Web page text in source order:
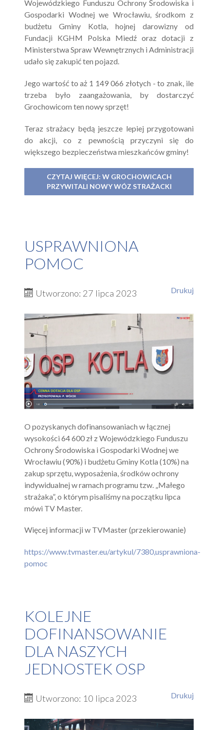
Wojewódzkiego Funduszu Ochrony Środowiska i
Gospodarki Wodnej we Wrocławiu, środkom z
budżetu Gminy Kotla, hojnej darowizny od
Fundacji KGHM Polska Miedź oraz dotacji z
Ministerstwa Spraw Wewnętrznych i Administracji
udało się zakupić ten pojazd.
Jego wartość to aż 1 149 066 złotych - to znak, ile
trzeba było zaangażowania, by dostarczyć
Grochowicom ten nowy sprzęt!
Teraz strażacy będą jeszcze lepiej przygotowani
do akcji, co z pewnością przyczyni się do
większego bezpieczeństwa mieszkańców gminy!
CZYTAJ WIĘCEJ: W GROCHOWICACH
PRZYWITALI NOWY WÓZ STRAŻACKI
USPRAWNIONA
POMOC
Drukuj
Utworzono: 27 lipca 2023
O pozyskanych dofinansowaniach w łącznej
wysokości 64 600 zł z Wojewódzkiego Funduszu
Ochrony Środowiska i Gospodarki Wodnej we
Wrocławiu (90%) i budżetu Gminy Kotla (10%) na
zakup sprzętu, wyposażenia, środków ochrony
indywidualnej w ramach programu tzw. „Małego
strażaka”, o którym pisaliśmy na początku lipca
mówi TV Master.
Więcej informacji w TVMaster (przekierowanie)
https://www.tvmaster.eu/artykul/7380,usprawniona-
pomoc
KOLEJNE
DOFINANSOWANIE
DLA NASZYCH
JEDNOSTEK OSP
Drukuj
Utworzono: 10 lipca 2023